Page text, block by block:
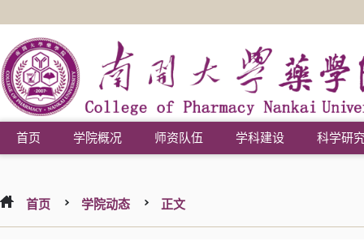
首页 学院概况 师资队伍 学科建设 科学研
首页 学院动态 正文